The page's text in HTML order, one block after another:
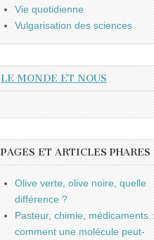
Vie quotidienne
Vulgarisation des sciences
LE MONDE ET NOUS
PAGES ET ARTICLES PHARES
Olive verte, olive noire, quelle
différence ?
Pasteur, chimie, médicaments :
comment une molécule peut-